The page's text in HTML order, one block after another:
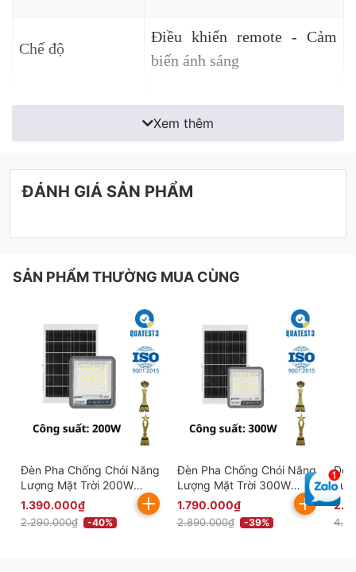
Chế độ
Điều khiển remote - Cảm
biến ánh sáng
Xem thêm
ĐÁNH GIÁ SẢN PHẨM
SẢN PHẨM THƯỜNG MUA CÙNG
Đèn Pha Chống Chói Năng
Lượng Mặt Trời 200W
Công Nghệ Mới KITAWA -
DP11A.200
1.390.000₫
2.290.000₫ -40%
Đèn Pha Chống Chói Năng
Lượng Mặt Trời 300W
Công Nghệ Mới KITAWA -
DP11A.300
1.790.000₫
2.890.000₫ -39%
Đèn